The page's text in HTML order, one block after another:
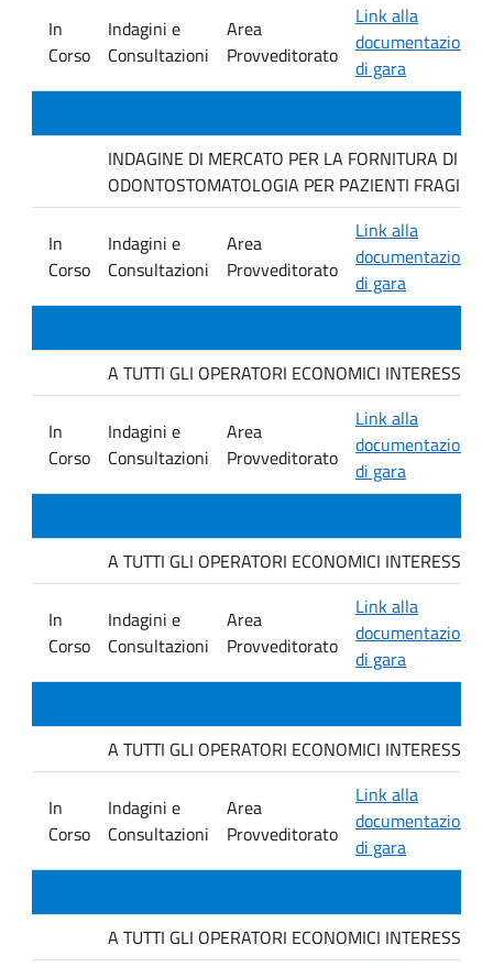
In
Corso
Indagini e
Consultazioni
Area
Provveditorato
Link alla
documentazione
di gara
INDAGINE DI MERCATO PER LA FORNITURA DI
ODONTOSTOMATOLOGIA PER PAZIENTI FRAGILI.
In
Corso
Indagini e
Consultazioni
Area
Provveditorato
Link alla
documentazione
di gara
A TUTTI GLI OPERATORI ECONOMICI
In
Corso
Indagini e
Consultazioni
Area
Provveditorato
Link alla
documentazione
di gara
A TUTTI GLI OPERATORI ECONOMICI
In
Corso
Indagini e
Consultazioni
Area
Provveditorato
Link alla
documentazione
di gara
A TUTTI GLI OPERATORI ECONOMICI
In
Corso
Indagini e
Consultazioni
Area
Provveditorato
Link alla
documentazione
di gara
A TUTTI GLI OPERATORI ECONOMICI